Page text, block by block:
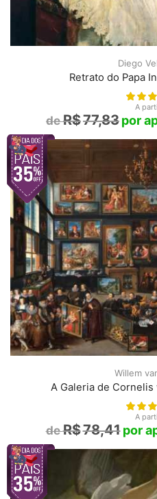
Diego
Retrato do Papa
A
R$77,83
Willem
A Galeria de Cornelis
A
R$78,41